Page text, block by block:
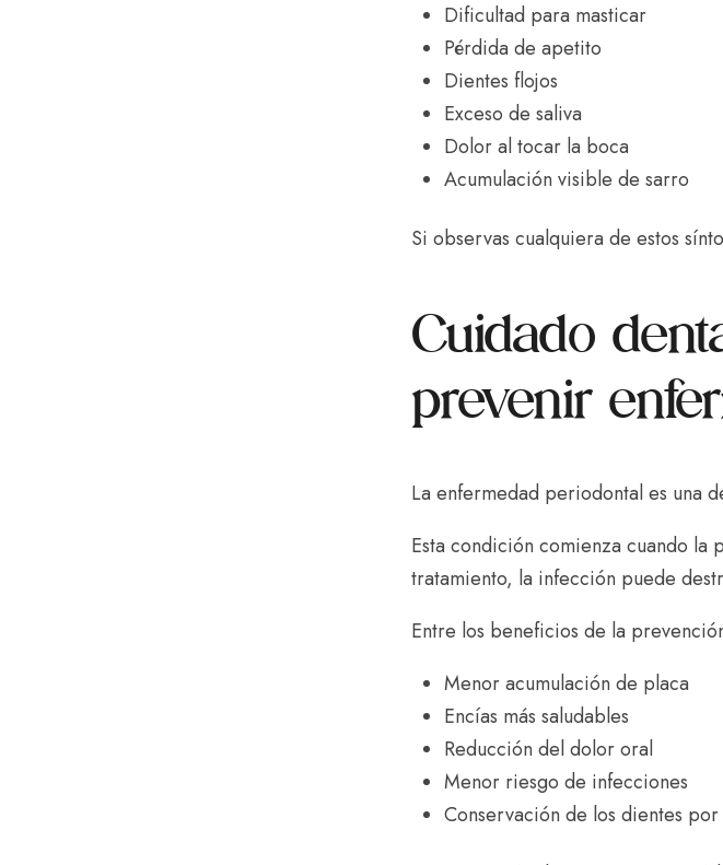
Dificultad para masticar
Pérdida de apetito
Dientes flojos
Exceso de saliva
Dolor al tocar la boca
Acumulación visible de sarro
Si observas cualquiera de estos
Cuidado
prevenir
La enfermedad periodontal es una
Esta condición comienza cuando la
tratamiento, la infección puede
Entre los beneficios de la
Menor acumulación de placa
Encías más saludables
Reducción del dolor oral
Menor riesgo de infecciones
Conservación de los dientes